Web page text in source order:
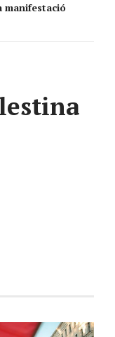
manifestació